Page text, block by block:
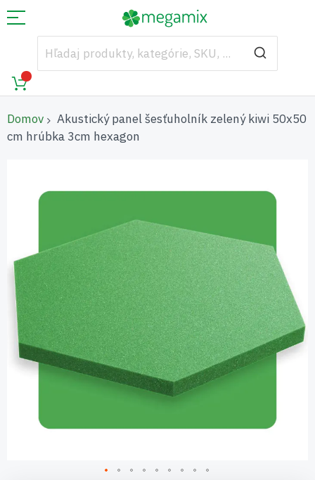
Domov
Akustický panel šesťuholník zelený kiwi 50x50
cm hrúbka 3cm hexagon